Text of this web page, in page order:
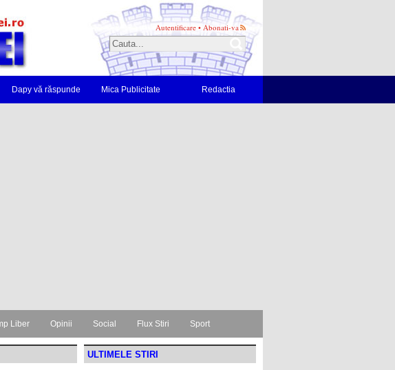
Autentificare • Abonati-va
Dapy vă răspunde Mica Publicitate Redactia
Liber Opinii Social Flux Stiri Sport
ULTIMELE STIRI